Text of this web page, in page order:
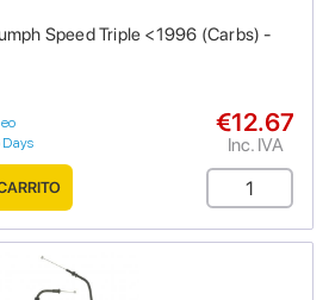
Speed Triple <1996 (Carbs) -
€12.67
Inc. IVA